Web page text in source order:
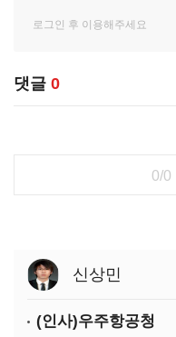
댓글 0
0/0
신상민
(인사)우주항공청